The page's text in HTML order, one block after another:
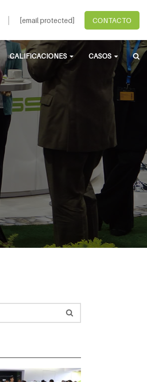
[email protected] CONTACTO
CALIFICACIONES CASOS